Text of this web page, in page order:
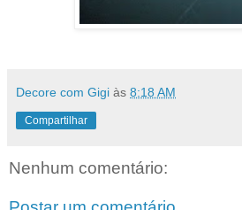
Decore com Gigi às 8:18 AM
Compartilhar
Nenhum comentário: